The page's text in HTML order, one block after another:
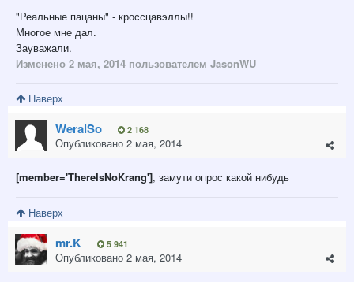
"Реальные пацаны" - кроссцавэллы!!
Многое мне дал.
Зауважали.
Изменено 2 мая, 2014 пользователем JasonWU
Наверх
WeralSo 2 168
Опубликовано 2 мая, 2014
[member='ThereIsNoKrang'], замути опрос какой нибудь
Наверх
mr.K 5 941
Опубликовано 2 мая, 2014